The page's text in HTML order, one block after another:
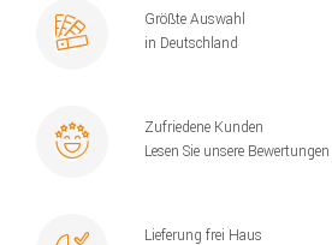
Größte Auswahl
in Deutschland
Zufriedene Kunden
Lesen Sie unsere Bewertungen
Lieferung frei Haus